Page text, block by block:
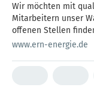
Wir möchten mit
Mitarbeitern unser
offenen Stellen
www.ern-energie.de